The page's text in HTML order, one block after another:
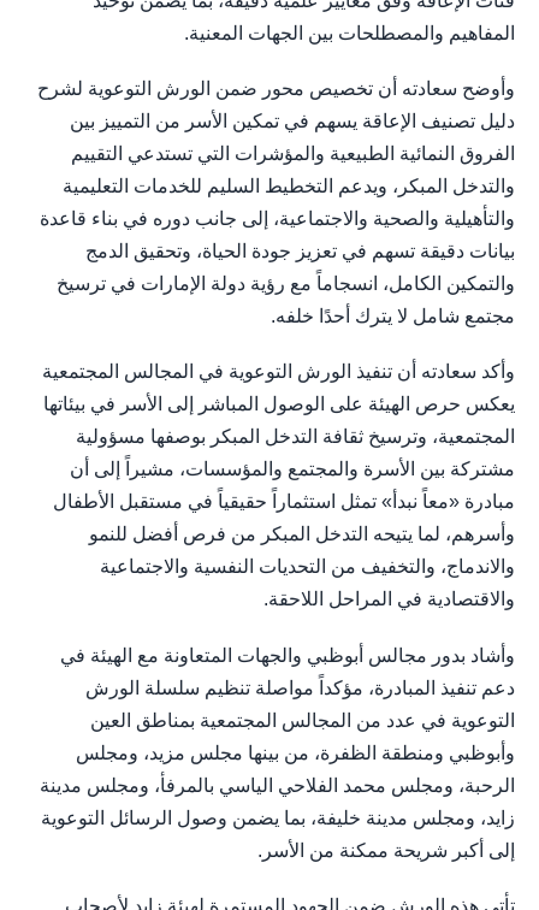
المفاهيم والمصطلحات بين الجهات المعنية.
وأوضح سعادته أن تخصيص محور ضمن الورش التوعوية لشرح
دليل تصنيف الإعاقة يسهم في تمكين الأسر من التمييز بين
الفروق النمائية الطبيعية والمؤشرات التي تستدعي التقييم
والتدخل المبكر، ويدعم التخطيط السليم للخدمات التعليمية
والتأهيلية والصحية والاجتماعية، إلى جانب دوره في بناء قاعدة
بيانات دقيقة تسهم في تعزيز جودة الحياة، وتحقيق الدمج
والتمكين الكامل، انسجاماً مع رؤية دولة الإمارات في ترسيخ
مجتمع شامل لا يترك أحدًا خلفه.
وأكد سعادته أن تنفيذ الورش التوعوية في المجالس المجتمعية
يعكس حرص الهيئة على الوصول المباشر إلى الأسر في بيئاتها
المجتمعية، وترسيخ ثقافة التدخل المبكر بوصفها مسؤولية
مشتركة بين الأسرة والمجتمع والمؤسسات، مشيراً إلى أن
مبادرة «معاً نبدأ» تمثل استثماراً حقيقياً في مستقبل الأطفال
وأسرهم، لما يتيحه التدخل المبكر من فرص أفضل للنمو
والاندماج، والتخفيف من التحديات النفسية والاجتماعية
والاقتصادية في المراحل اللاحقة.
وأشاد بدور مجالس أبوظبي والجهات المتعاونة مع الهيئة في
دعم تنفيذ المبادرة، مؤكداً مواصلة تنظيم سلسلة الورش
التوعوية في عدد من المجالس المجتمعية بمناطق العين
وأبوظبي ومنطقة الظفرة، من بينها مجلس مزيد، ومجلس
الرحبة، ومجلس محمد الفلاحي الياسي بالمرفأ، ومجلس مدينة
زايد، ومجلس مدينة خليفة، بما يضمن وصول الرسائل التوعوية
إلى أكبر شريحة ممكنة من الأسر.
تأتي هذه الورش ضمن الجهود المستمرة لهيئة زايد لأصحاب